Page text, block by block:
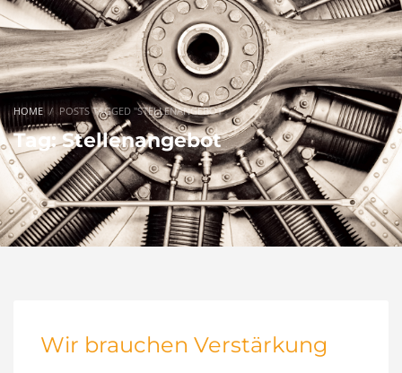
HOME POSTS TAGGED "STELLENANGEBOT"
Tag: Stellenangebot
Wir brauchen Verstärkung